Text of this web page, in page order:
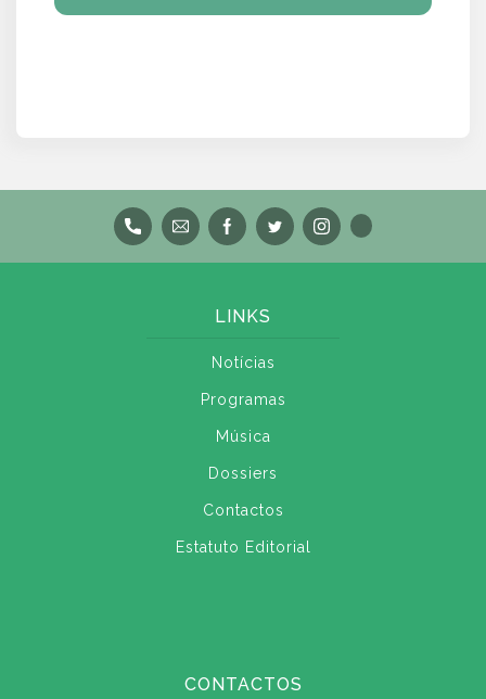
LINKS
Notícias
Programas
Música
Dossiers
Contactos
Estatuto Editorial
CONTACTOS